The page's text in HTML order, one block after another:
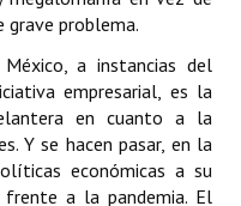
grave problema.
a instancias del
empresarial, es la
en cuanto a la
Y se hacen pasar, en la
económicas a su
a la pandemia. El